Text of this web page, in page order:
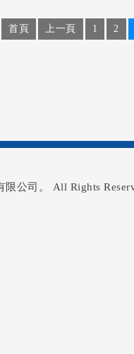
首頁 上一頁 1 2
公司。 All Rights